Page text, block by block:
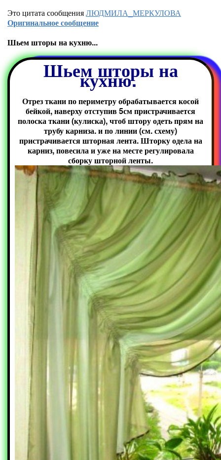
Это цитата сообщенияЛЮДМИЛА_МЕРКУЛОВА
Оригинальное сообщение
Шьем шторы на кухню...
Шьем шторы на
кухню.
Отрез ткани по периметру обрабатывается косой
бейкой, наверху отступив 5см пристрачивается
полоска ткани (кулиска), чтоб штору одеть прям на
трубу карниза. и по линии (см. схему)
пристрачивается шторная лента. Шторку одела на
карниз, повесила и уже на месте регулировала
сборку шторной ленты.